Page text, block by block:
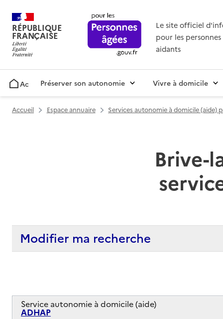
RÉPUBLIQUE
FRANÇAISE
Le site officiel
pour les personnes
aidants
AccueilPréserver son autonomie Vivre à domicile
Accueil Espace annuaire Services autonomie à domicile (aide)
Brive-
Modifier ma recherche
Service autonomie à domicile (aide)
ADHAP